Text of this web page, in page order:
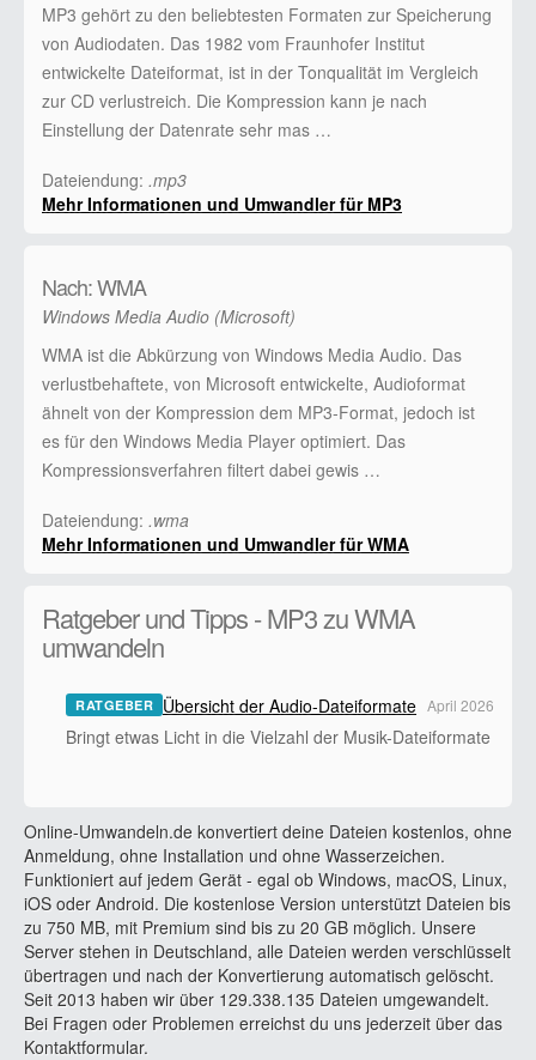
MP3 gehört zu den beliebtesten Formaten zur Speicherung
von Audiodaten. Das 1982 vom Fraunhofer Institut
entwickelte Dateiformat, ist in der Tonqualität im Vergleich
zur CD verlustreich. Die Kompression kann je nach
Einstellung der Datenrate sehr mas …
Dateiendung: .mp3
Mehr Informationen und Umwandler für MP3
Nach: WMA
Windows Media Audio (Microsoft)
WMA ist die Abkürzung von Windows Media Audio. Das
verlustbehaftete, von Microsoft entwickelte, Audioformat
ähnelt von der Kompression dem MP3-Format, jedoch ist
es für den Windows Media Player optimiert. Das
Kompressionsverfahren filtert dabei gewis …
Dateiendung: .wma
Mehr Informationen und Umwandler für WMA
Ratgeber und Tipps - MP3 zu WMA
umwandeln
RATGEBER Übersicht der Audio-Dateiformate April 2026
Bringt etwas Licht in die Vielzahl der Musik-Dateiformate
Online-Umwandeln.de konvertiert deine Dateien kostenlos, ohne
Anmeldung, ohne Installation und ohne Wasserzeichen.
Funktioniert auf jedem Gerät - egal ob Windows, macOS, Linux,
iOS oder Android. Die kostenlose Version unterstützt Dateien bis
zu 750 MB, mit Premium sind bis zu 20 GB möglich. Unsere
Server stehen in Deutschland, alle Dateien werden verschlüsselt
übertragen und nach der Konvertierung automatisch gelöscht.
Seit 2013 haben wir über 129.338.135 Dateien umgewandelt.
Bei Fragen oder Problemen erreichst du uns jederzeit über das
Kontaktformular.